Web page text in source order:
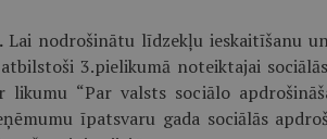
Lai nodrošinātu līdzekļu ieskaitīšanu
3.pielikumā noteiktajai
likumu “Par valsts sociālo
īpatsvaru gada sociālās